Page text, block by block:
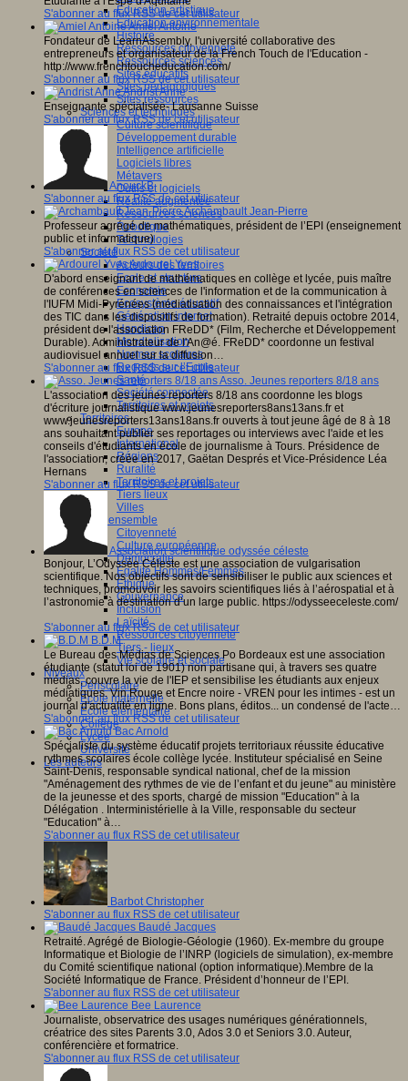
Education artistique
Education environnementale
Histoire
Ressources citoyenneté
Ressources sciences
Sites éducatifs
Sites pédagogiques
Sites ressources
Sciences et techniques
Culture scientifique
Développement durable
Intelligence artificielle
Logiciels libres
Métavers
Outils et logiciels
Réalité augmentée
Ressources sciences
Robotique
Technologies
Société
Acteurs des territoires
Ecole et structure
Economie
Ecosystème éducatif
Génération internet
Handicap
Mondialisation
Normes scolaires
Regards sur l’Ecole
Santé
Société connectée
Territoires et projets
Territoires
Europe
International
Régions
Ruralité
Territoires et projets
Tiers lieux
Villes
Vivre ensemble
Citoyenneté
Culture européenne
Démocratie
Egalité Hommes/Femmes
Ethique
Gouvernance
Inclusion
Laïcité
Ressources citoyenneté
Tiers - lieux
Vie scolaire et sociale
Niveaux
Périscolaire
Ecole maternelle
Ecole élémentaire
Collège
Lycée
Université
Les auteurs
S'abonner au flux RSS de cet utilisateur
Amiel Antoine
Fondateur de LearnAssembly, l'université collaborative des
entrepreneurs et organisateur de la French Touch de l'Education -
http://www.frenchtoucheducation.com/
S'abonner au flux RSS de cet utilisateur
Andrist Anne
Enseignante spécialisée- Lausanne Suisse
S'abonner au flux RSS de cet utilisateur
AnouckB
S'abonner au flux RSS de cet utilisateur
Archambault Jean-Pierre
Professeur agrégé de mathématiques, président de l’EPI (enseignement
public et informatique)
S'abonner au flux RSS de cet utilisateur
Ardourel Yves
D'abord enseignant de mathématiques en collège et lycée, puis maître
de conférences en sciences de l'information et de la communication à
l'IUFM Midi-Pyrénées (médiatisation des connaissances et l'intégration
des TIC dans les dispositifs de formation). Retraité depuis octobre 2014,
président de l'association FReDD* (Film, Recherche et Développement
Durable). Administrateur de l'An@é. FReDD* coordonne un festival
audiovisuel annuel sur la diffusion…
S'abonner au flux RSS de cet utilisateur
Asso. Jeunes reporters 8/18 ans
L'association des jeunes reporters 8/18 ans coordonne les blogs
d'écriture journalistique www.jeunesreporters8ans13ans.fr et
www.jeunesreporters13ans18ans.fr ouverts à tout jeune âgé de 8 à 18
ans souhaitant publier ses reportages ou interviews avec l'aide et les
conseils d'étudiants en école de journalisme à Tours. Présidence de
l'association, créée en 2017, Gaëtan Després et Vice-Présidence Léa
Hernans
S'abonner au flux RSS de cet utilisateur
Association scientifique odyssée céleste
Bonjour, L’Odyssée Céleste est une association de vulgarisation
scientifique. Nos objectifs sont de sensibiliser le public aux sciences et
techniques, promouvoir les savoirs scientifiques liés à l’aérospatial et à
l’astronomie à destination d’un large public. https://odysseeceleste.com/
S'abonner au flux RSS de cet utilisateur
B.D.M
Le Bureau des Médias de Sciences Po Bordeaux est une association
étudiante (statut loi de 1901) non partisane qui, à travers ses quatre
médias, couvre la vie de l'IEP et sensibilise les étudiants aux enjeux
médiatiques. Vin Rouge et Encre noire - VREN pour les intimes - est un
journal d'actualité en ligne. Bons plans, éditos... un condensé de l'acte…
S'abonner au flux RSS de cet utilisateur
Bac Arnold
Spécialiste du système éducatif projets territoriaux réussite éducative
rythmes scolaires école collège lycée. Instituteur spécialisé en Seine
Saint-Denis, responsable syndical national, chef de la mission
"Aménagement des rythmes de vie de l’enfant et du jeune" au ministère
de la jeunesse et des sports, chargé de mission "Education" à la
Délégation . Interministérielle à la Ville, responsable du secteur
"Education" à…
S'abonner au flux RSS de cet utilisateur
Barbot Christopher
S'abonner au flux RSS de cet utilisateur
Baudé Jacques
Retraité. Agrégé de Biologie-Géologie (1960). Ex-membre du groupe
Informatique et Biologie de l’INRP (logiciels de simulation), ex-membre
du Comité scientifique national (option informatique).Membre de la
Société Informatique de France. Président d’honneur de l’EPI.
S'abonner au flux RSS de cet utilisateur
Bee Laurence
Journaliste, observatrice des usages numériques générationnels,
créatrice des sites Parents 3.0, Ados 3.0 et Seniors 3.0. Auteur,
conférencière et formatrice.
S'abonner au flux RSS de cet utilisateur